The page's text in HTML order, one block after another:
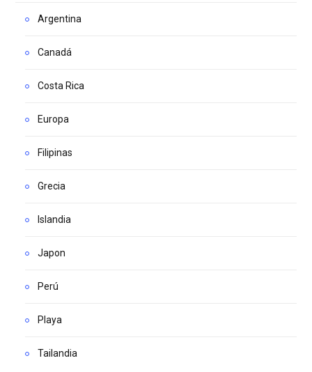
Argentina
Canadá
Costa Rica
Europa
Filipinas
Grecia
Islandia
Japon
Perú
Playa
Tailandia